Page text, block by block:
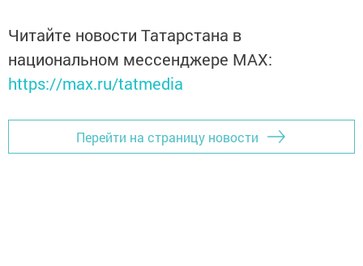
Читайте новости Татарстана в
национальном мессенджере MАХ:
https://max.ru/tatmedia
Перейти на страницу новости